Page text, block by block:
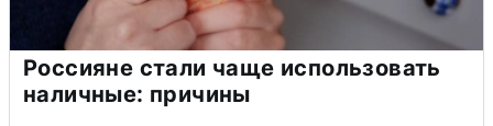
Россияне стали чаще использовать
наличные: причины